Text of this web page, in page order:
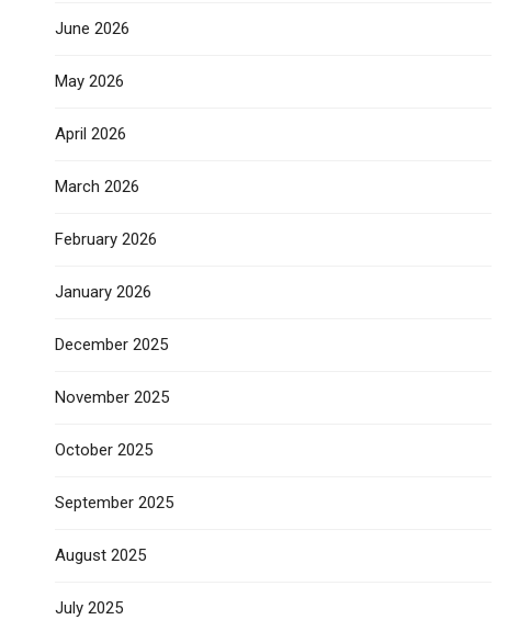
June 2026
May 2026
April 2026
March 2026
February 2026
January 2026
December 2025
November 2025
October 2025
September 2025
August 2025
July 2025